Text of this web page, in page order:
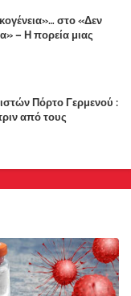
στο «Δεν
– Η πορεία μιας
ποια είναι
Πόρτο Γερμενού :
από τους